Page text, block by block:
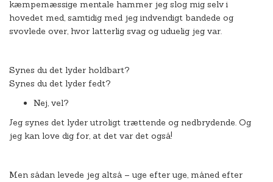
kæmpemæssige mentale hammer jeg slog mig selv i
hovedet med, samtidig med jeg indvendigt bandede og
svovlede over, hvor latterlig svag og uduelig jeg var.
Synes du det lyder holdbart?
Synes du det lyder fedt?
Nej, vel?
Jeg synes det lyder utroligt trættende og nedbrydende. Og
jeg kan love dig for, at det var det også!
Men sådan levede jeg altså – uge efter uge, måned efter